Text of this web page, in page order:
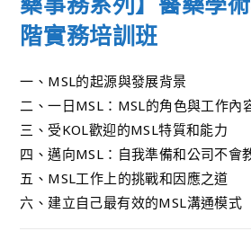
階實務培訓班
一、MSL的起源與發展背景
二、一日MSL：MSL的角色與工作內
三、受KOL歡迎的MSL特質和能力
四、邁向MSL：自我準備和公司不會
五、MSL工作上的挑戰和因應之道
六、建立自己最有效的MSL溝通模式